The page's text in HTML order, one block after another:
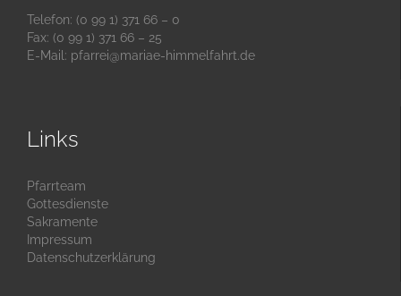
Telefon: (0 99 1) 371 66 – 0
Fax: (0 99 1) 371 66 – 25
E-Mail: pfarrei@mariae-himmelfahrt.de
Links
Pfarrteam
Gottesdienste
Sakramente
Impressum
Datenschutzerklärung